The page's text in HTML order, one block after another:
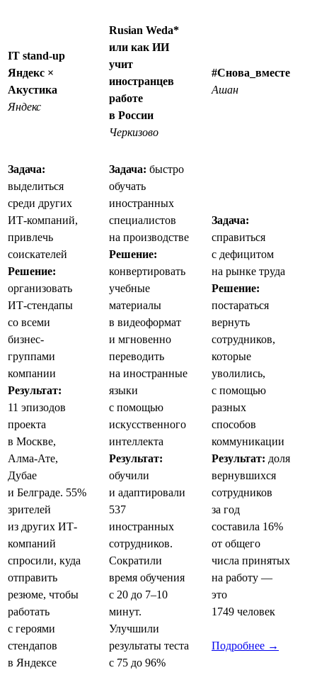
IT stand-up
Яндекс ×
Акустика
Яндекс
Rusian Weda*
или как ИИ
учит
иностранцев
работе
в России
Черкизово
#Снова_вместе
Ашан
Задача:
выделиться
среди других
ИТ-компаний,
привлечь
соискателей
Решение:
организовать
ИТ-стендапы
со всеми
бизнес-
группами
компании
Результат:
11 эпизодов
проекта
в Москве,
Алма-Ате,
Дубае
и Белграде. 55%
зрителей
из других ИТ-
компаний
спросили, куда
отправить
резюме, чтобы
работать
с героями
стендапов
в Яндексе
Задача: быстро
обучать
иностранных
специалистов
на производстве
Решение:
конвертировать
учебные
материалы
в видеоформат
и мгновенно
переводить
на иностранные
языки
с помощью
искусственного
интеллекта
Результат:
обучили
и адаптировали
537
иностранных
сотрудников.
Сократили
время обучения
с 20 до 7–10
минут.
Улучшили
результаты теста
с 75 до 96%
Задача:
справиться
с дефицитом
на рынке труда
Решение:
постараться
вернуть
сотрудников,
которые
уволились,
с помощью
разных
способов
коммуникации
Результат: доля
вернувшихся
сотрудников
за год
составила 16%
от общего
числа принятых
на работу —
это
1749 человек
Подробнее →